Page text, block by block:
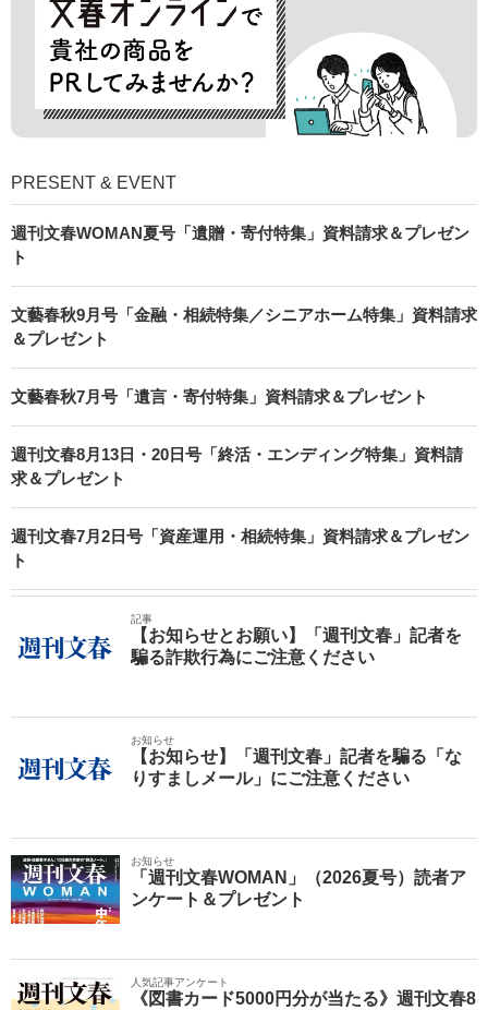
PRESENT & EVENT
週刊文春WOMAN夏号「遺贈・寄付特集」資料請求＆プレゼン
ト
文藝春秋9月号「金融・相続特集／シニアホーム特集」資料請求
＆プレゼント
文藝春秋7月号「遺言・寄付特集」資料請求＆プレゼント
週刊文春8月13日・20日号「終活・エンディング特集」資料請
求＆プレゼント
週刊文春7月2日号「資産運用・相続特集」資料請求＆プレゼン
ト
記事
【お知らせとお願い】「週刊文春」記者を
騙る詐欺行為にご注意ください
お知らせ
【お知らせ】「週刊文春」記者を騙る「な
りすましメール」にご注意ください
お知らせ
「週刊文春WOMAN」（2026夏号）読者ア
ンケート＆プレゼント
人気記事アンケート
《図書カード5000円分が当たる》週刊文春8